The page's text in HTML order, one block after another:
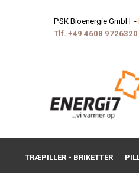
PSK Bioenergie GmbH -
Tlf. +49 4608 9726320
TRÆPILLER - BRIKETTER